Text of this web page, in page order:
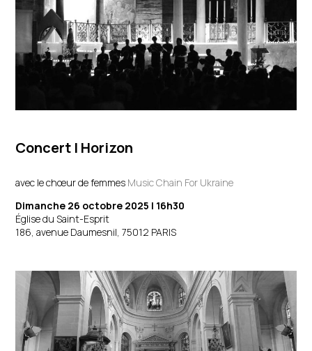
Concert | Horizon
avec le chœur de femmes Music Chain For Ukraine
Dimanche 26 octobre 2025 | 16h30
Église du Saint-Esprit
186, avenue Daumesnil, 75012 PARIS